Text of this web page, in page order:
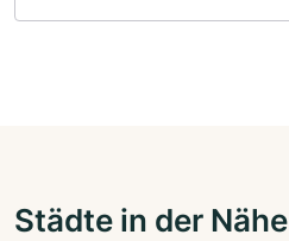
Städte in der Nähe